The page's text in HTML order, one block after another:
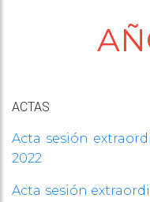
ACTAS
Acta sesión
2022
Acta sesión